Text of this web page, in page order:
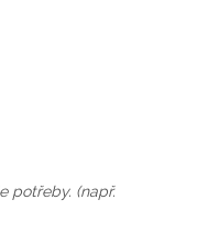
potřeby. (např.